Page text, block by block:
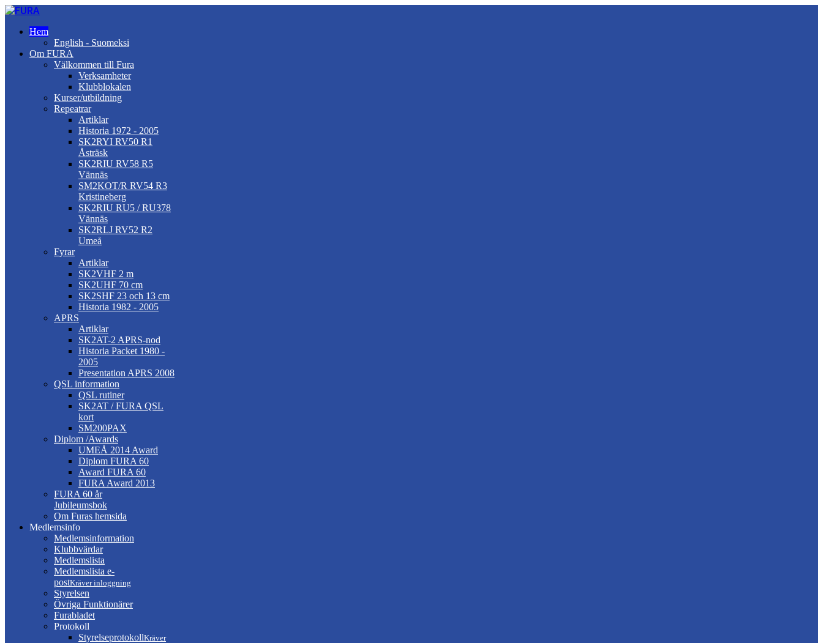
Hem
English - Suomeksi
Om FURA
Välkommen till Fura
Verksamheter
Klubblokalen
Kurser/utbildning
Repeatrar
Artiklar
Historia 1972 - 2005
SK2RYI RV50 R1
Åsträsk
SK2RIU RV58 R5
Vännäs
SM2KOT/R RV54 R3
Kristineberg
SK2RIU RU5 / RU378
Vännäs
SK2RLJ RV52 R2
Umeå
Fyrar
Artiklar
SK2VHF 2 m
SK2UHF 70 cm
SK2SHF 23 och 13 cm
Historia 1982 - 2005
APRS
Artiklar
SK2AT-2 APRS-nod
Historia Packet 1980 -
2005
Presentation APRS 2008
QSL information
QSL rutiner
SK2AT / FURA QSL
kort
SM200PAX
Diplom /Awards
UMEÅ 2014 Award
Diplom FURA 60
Award FURA 60
FURA Award 2013
FURA 60 år
Jubileumsbok
Om Furas hemsida
Medlemsinfo
Medlemsinformation
Klubbvärdar
Medlemslista
Medlemslista e-
postKräver inloggning
Styrelsen
Övriga Funktionärer
Furabladet
Protokoll
StyrelseprotokollKräver